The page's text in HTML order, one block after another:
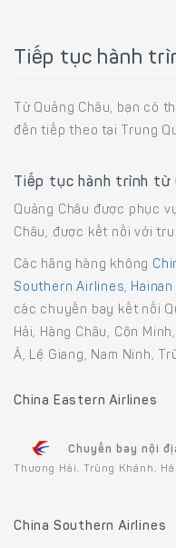
Tiếp tục hành
Từ Quảng Châu, bạn có
đến tiếp theo tại Trung
Tiếp tục hành trình từ
Quảng Châu được phục
Châu, được kết nối với
Các hãng hàng không
Southern Airlines,
các chuyến bay kết nối
Hải, Hàng Châu, Côn
Á, Lệ Giang, Nam Ninh,
China Eastern Airlines
Chuyến bay nội
Thượng Hải, Trùng Khánh,
China Southern Airlines